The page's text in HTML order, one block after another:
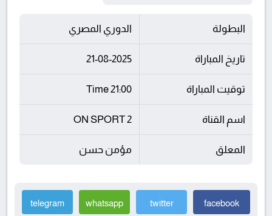
البطولة الدوري المصري
تاريخ المباراة 21-08-2025
توقيت المباراة 21:00 Time
اسم القناة ON SPORT 2
المعلق مؤمن حسن
facebook
twitter
whatsapp
telegram